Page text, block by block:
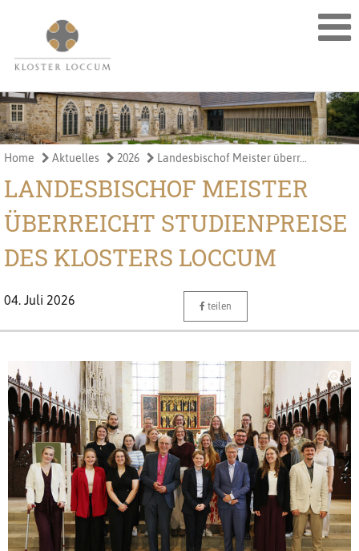
Home Aktuelles 2026 Landesbischof Meister überr...
LANDESBISCHOF MEISTER
ÜBERREICHT STUDIENPREISE
DES KLOSTERS LOCCUM
04. Juli 2026 teilen